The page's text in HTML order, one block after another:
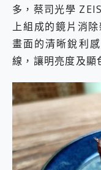
多，蔡司光學
上組成的鏡片消
畫面的清晰銳利
線，讓明亮度及顯